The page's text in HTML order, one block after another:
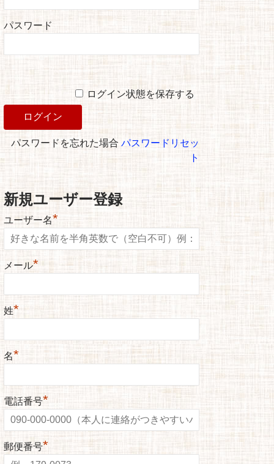
パスワード
ログイン状態を保存する
パスワードを忘れた場合パスワードリセッ
ト
新規ユーザー登録
ユーザー名*
メール*
姓*
名*
電話番号*
郵便番号*